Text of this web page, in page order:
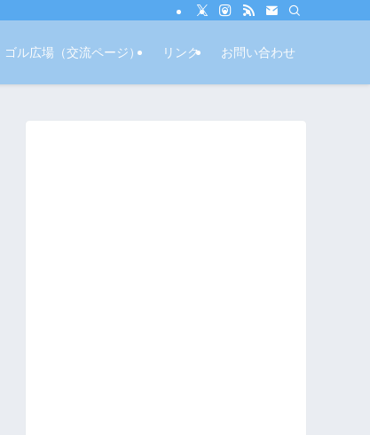
ゴル広場（交流ページ） リンク お問い合わせ